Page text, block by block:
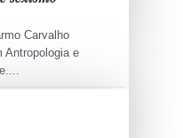
Carvalho
Antropologia e